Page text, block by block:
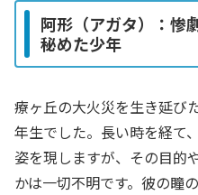
阿形（アガタ）：惨
秘めた少年
療ヶ丘の大火災を生き延び
年生でした。長い時を経て
姿を現しますが、その目的
かは一切不明です。彼の瞳